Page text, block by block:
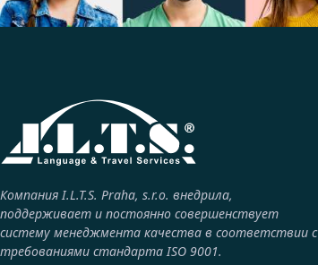
Компания I.L.T.S. Praha, s.r.o. внедрила,
поддерживает и постоянно совершенствует
систему менеджмента качества в соответствии с
требованиями стандарта ISO 9001.